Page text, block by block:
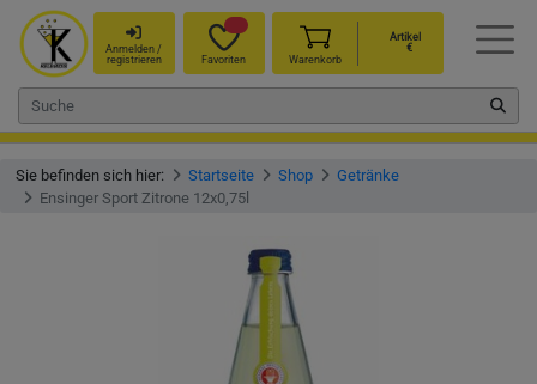
Anmelden /
registrieren
Favoriten Warenkorb
Artikel
€
Sie befinden sich hier: Startseite Shop
Getränke
Ensinger Sport Zitrone 12x0,75l